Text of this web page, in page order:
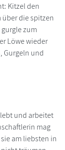
Kitzel den
über die spitzen
zum
Löwe wieder
Gurgeln und
und arbeitet
mag
am liebsten in